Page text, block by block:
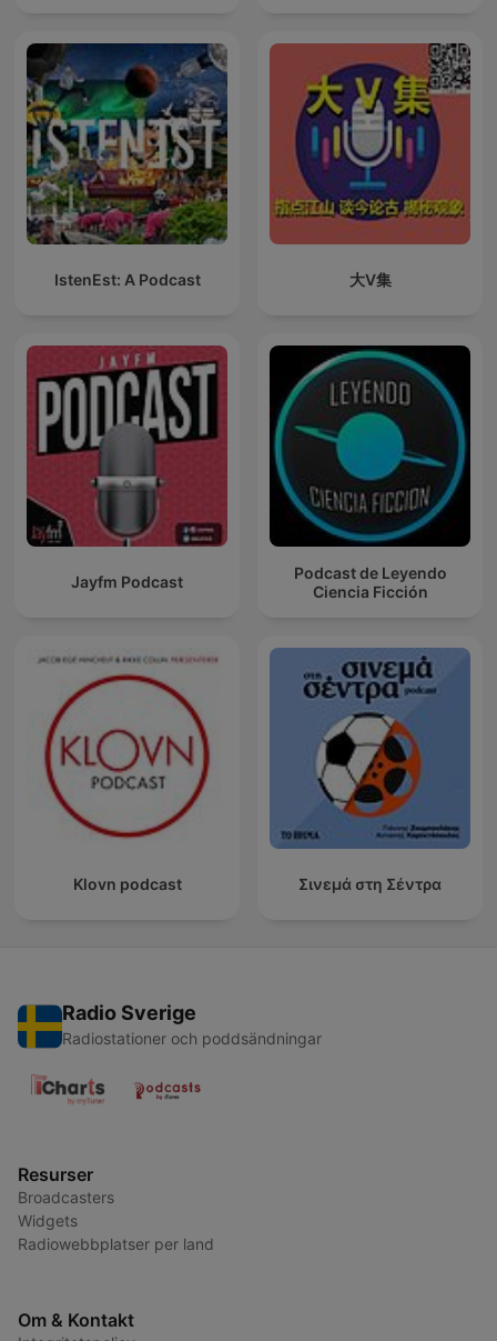
IstenEst: A Podcast 大V集
Jayfm Podcast
Podcast de Leyendo
Ciencia Ficción
Klovn podcast Σινεμά στη Σέντρα
Radio Sverige
Radiostationer och poddsändningar
Resurser
Broadcasters
Widgets
Radiowebbplatser per land
Om & Kontakt